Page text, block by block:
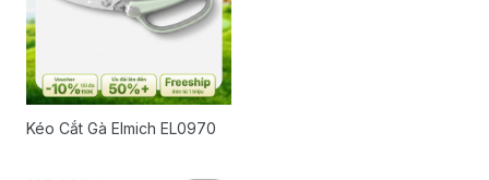
Kéo Cắt Gà Elmich EL0970